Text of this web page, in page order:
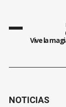
Vive la
NOTICIAS